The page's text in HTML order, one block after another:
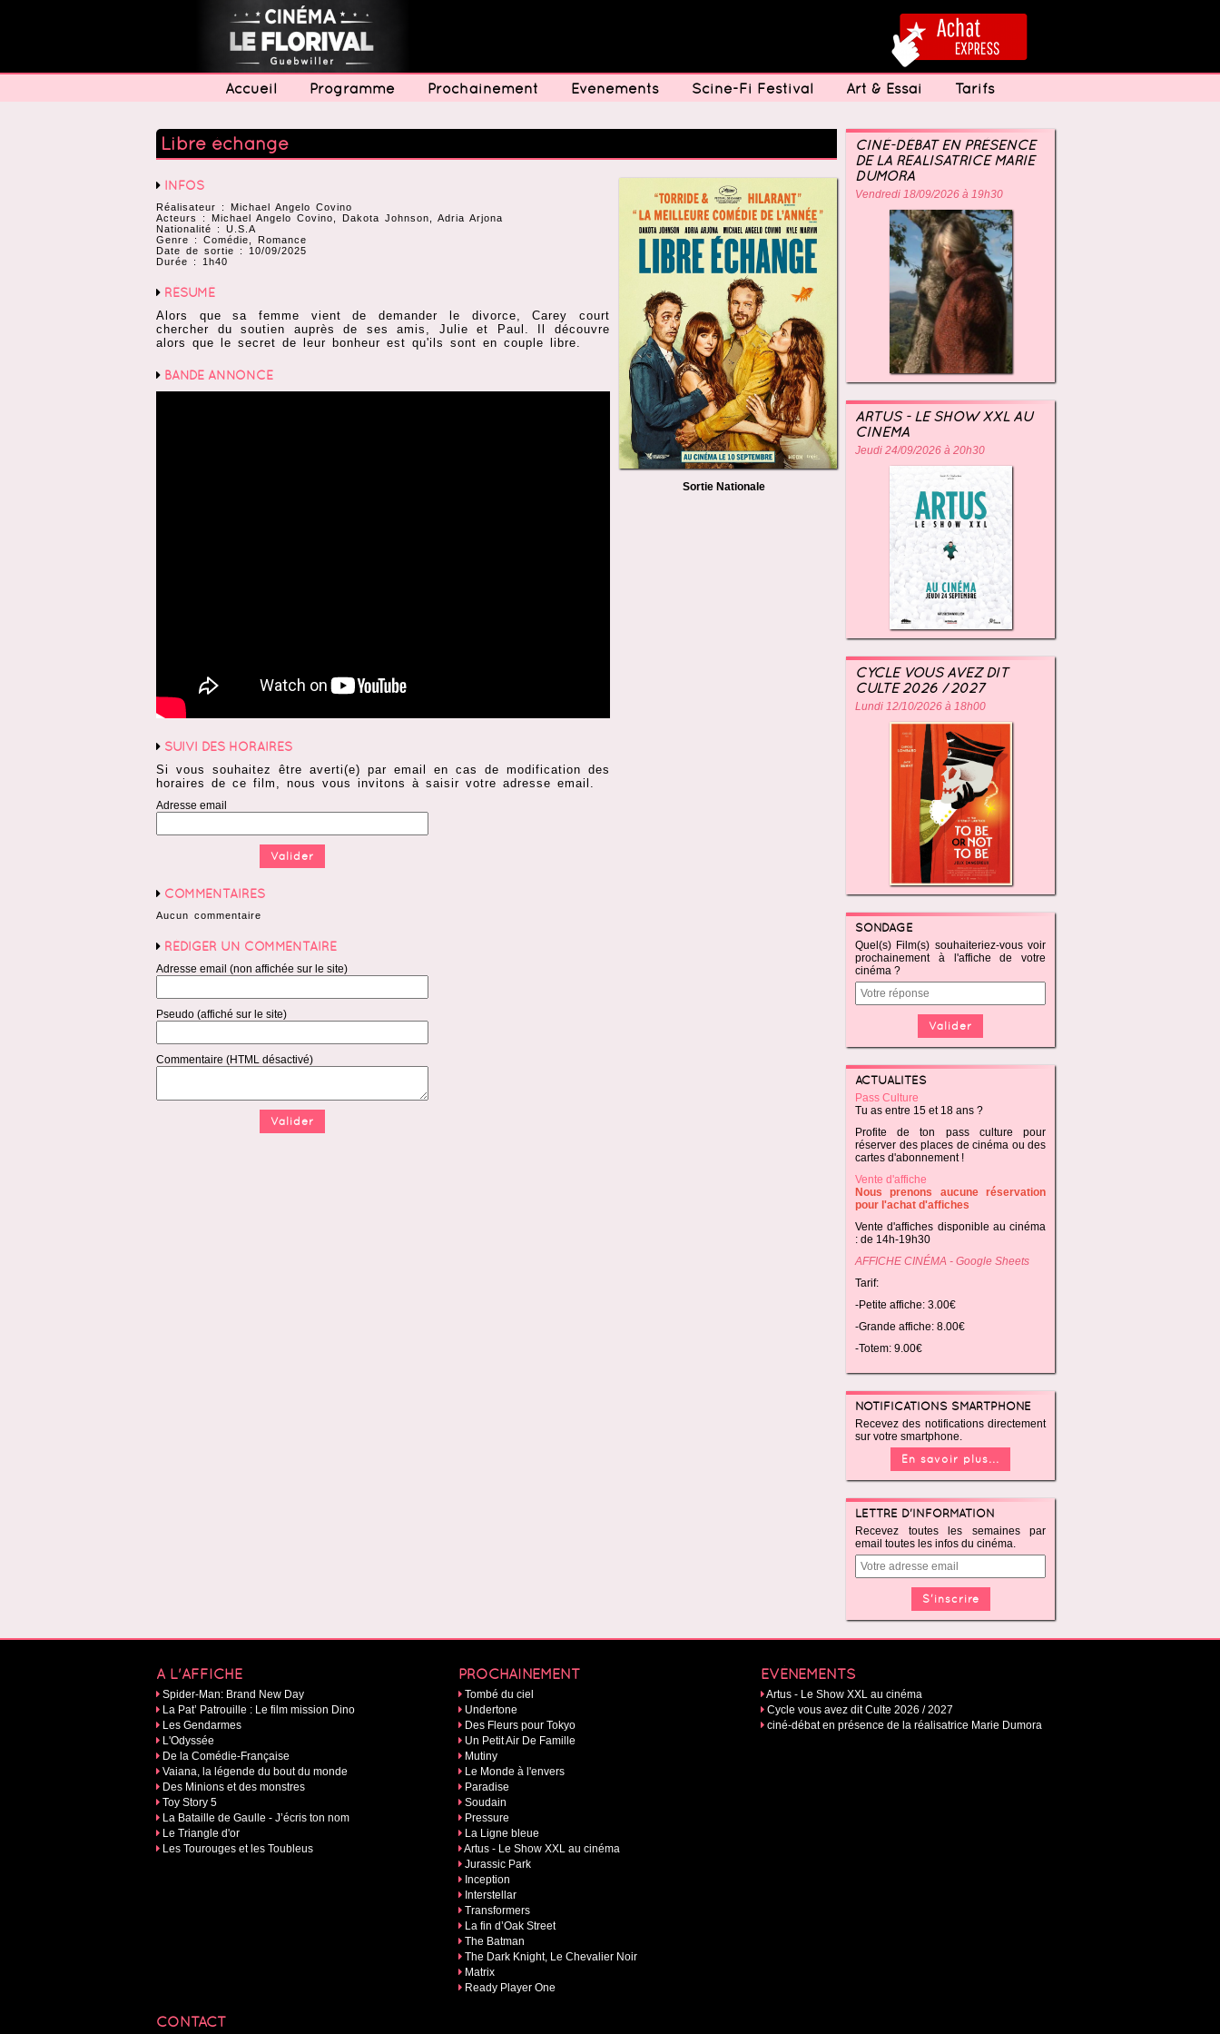
Accueil Programme Prochainement Evénements Sciné-Fi Festival Art & Essai Tarifs
Libre échange
Sortie Nationale
INFOS
Réalisateur : Michael Angelo Covino
Acteurs : Michael Angelo Covino, Dakota Johnson, Adria Arjona
Nationalité : U.S.A
Genre : Comédie, Romance
Date de sortie : 10/09/2025
Durée : 1h40
RÉSUMÉ
Alors que sa femme vient de demander le divorce, Carey court
chercher du soutien auprès de ses amis, Julie et Paul. Il découvre
alors que le secret de leur bonheur est qu'ils sont en couple libre.
BANDE ANNONCE
SUIVI DES HORAIRES
Si vous souhaitez être averti(e) par email en cas de modification des
horaires de ce film, nous vous invitons à saisir votre adresse email.
Adresse email
COMMENTAIRES
Aucun commentaire
RÉDIGER UN COMMENTAIRE
Adresse email (non affichée sur le site)
Pseudo (affiché sur le site)
Commentaire (HTML désactivé)
CINÉ-DÉBAT EN PRÉSENCE
DE LA RÉALISATRICE MARIE
DUMORA
Vendredi 18/09/2026 à 19h30
ARTUS - LE SHOW XXL AU
CINÉMA
Jeudi 24/09/2026 à 20h30
CYCLE VOUS AVEZ DIT
CULTE 2026 / 2027
Lundi 12/10/2026 à 18h00
SONDAGE
Quel(s) Film(s) souhaiteriez-vous voir
prochainement à l'affiche de votre
cinéma ?
ACTUALITÉS
Pass Culture
Tu as entre 15 et 18 ans ?
Profite de ton pass culture pour
réserver des places de cinéma ou des
cartes d'abonnement !
Vente d'affiche
Nous prenons aucune réservation
pour l'achat d'affiches
Vente d'affiches disponible au cinéma
: de 14h-19h30
AFFICHE CINÉMA - Google Sheets
Tarif:
-Petite affiche: 3.00€
-Grande affiche: 8.00€
-Totem: 9.00€
NOTIFICATIONS SMARTPHONE
Recevez des notifications directement
sur votre smartphone.
En savoir plus...
LETTRE D'INFORMATION
Recevez toutes les semaines par
email toutes les infos du cinéma.
A L'AFFICHE
Spider-Man: Brand New Day
La Pat’ Patrouille : Le film mission Dino
Les Gendarmes
L'Odyssée
De la Comédie-Française
Vaiana, la légende du bout du monde
Des Minions et des monstres
Toy Story 5
La Bataille de Gaulle - J’écris ton nom
Le Triangle d'or
Les Tourouges et les Toubleus
PROCHAINEMENT
Tombé du ciel
Undertone
Des Fleurs pour Tokyo
Un Petit Air De Famille
Mutiny
Le Monde à l'envers
Paradise
Soudain
Pressure
La Ligne bleue
Artus - Le Show XXL au cinéma
Jurassic Park
Inception
Interstellar
Transformers
La fin d’Oak Street
The Batman
The Dark Knight, Le Chevalier Noir
Matrix
Ready Player One
EVÉNEMENTS
Artus - Le Show XXL au cinéma
Cycle vous avez dit Culte 2026 / 2027
ciné-débat en présence de la réalisatrice Marie Dumora
CONTACT